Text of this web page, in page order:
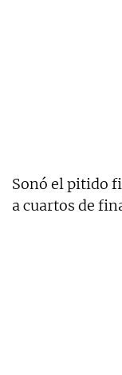
Sonó el pitido
a cuartos de